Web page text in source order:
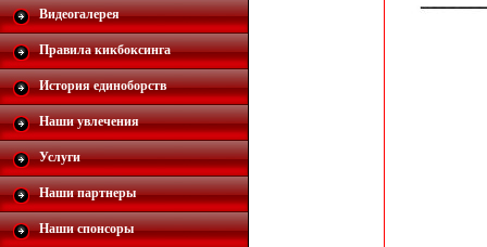
Видеогалерея
Правила кикбоксинга
История единоборств
Наши увлечения
Услуги
Наши партнеры
Наши спонсоры